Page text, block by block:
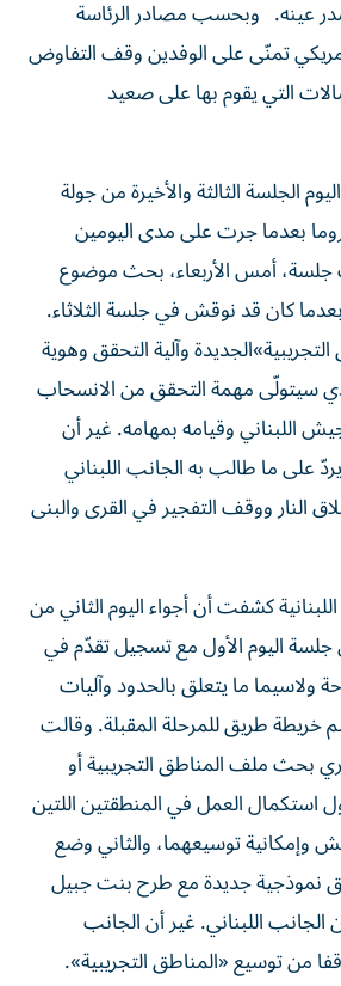
عينه. وبحسب مصادر الرئاسة
تمنّى على الوفدين وقف التفاوض
التي يقوم بها على صعيد
الجلسة الثالثة والأخيرة من جولة
بعدما جرت على مدى اليومين
أمس الأربعاء، بحث موضوع
بعدما كان قد نوقش في جلسة الثلاثاء.
وآلية التحقق وهوية
سيتولّى مهمة التحقق من الانسحاب
اللبناني وقيامه بمهامه. غير أن
على ما طالب به الجانب اللبناني
النار ووقف التفجير في القرى والبنى
كشفت أن أجواء اليوم الثاني من
اليوم الأول مع تسجيل تقدّم في
ولاسيما ما يتعلق بالحدود وآليات
خريطة طريق للمرحلة المقبلة. وقالت
بحث ملف المناطق التجريبية أو
استكمال العمل في المنطقتين اللتين
وإمكانية توسيعهما، والثاني وضع
نموذجية جديدة مع طرح بنت جبيل
اللبناني. غير أن الجانب
من توسيع «المناطق التجريبية».